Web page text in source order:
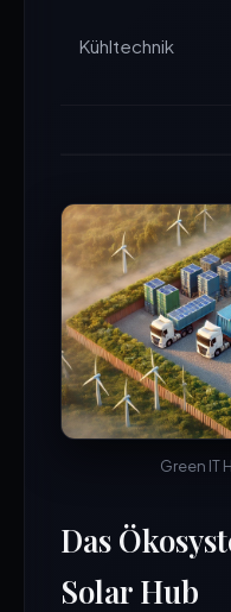
Kühltechnik
Green IT
Das
Solar Hub